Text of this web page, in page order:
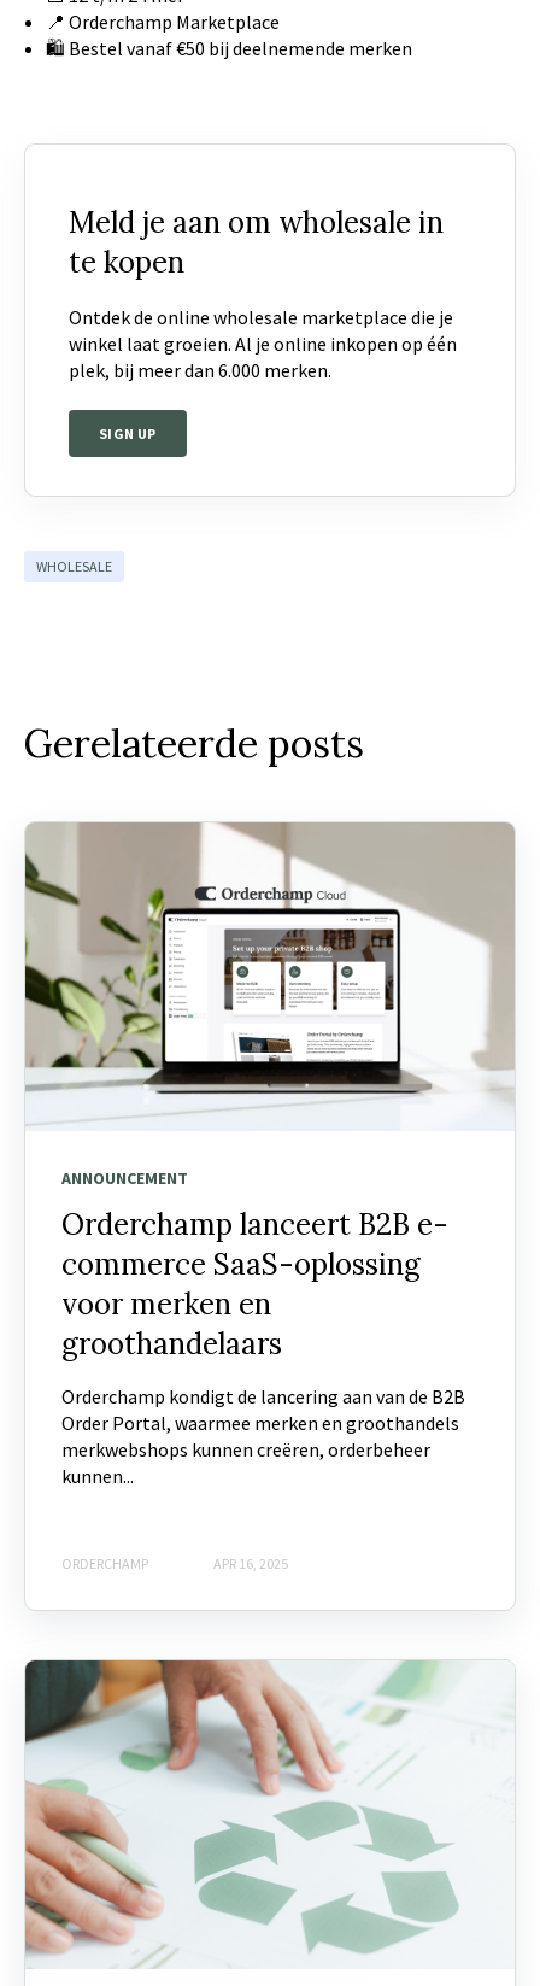
📍 Orderchamp Marketplace
🛍️ Bestel vanaf €50 bij deelnemende merken
Meld je aan om wholesale in
te kopen
Ontdek de online wholesale marketplace die je
winkel laat groeien. Al je online inkopen op één
plek, bij meer dan 6.000 merken.
SIGN UP
WHOLESALE
Gerelateerde posts
ANNOUNCEMENT
Orderchamp lanceert B2B e-
commerce SaaS-oplossing
voor merken en
groothandelaars
Orderchamp kondigt de lancering aan van de B2B
Order Portal, waarmee merken en groothandels
merkwebshops kunnen creëren, orderbeheer
kunnen...
ORDERCHAMP APR 16, 2025